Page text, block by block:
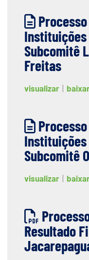
Subcomitê
Freitas
visualizar
Subcomitê
visualizar
Resultado